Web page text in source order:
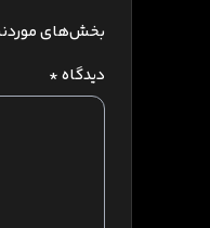
بخش‌های
دیدگاه*